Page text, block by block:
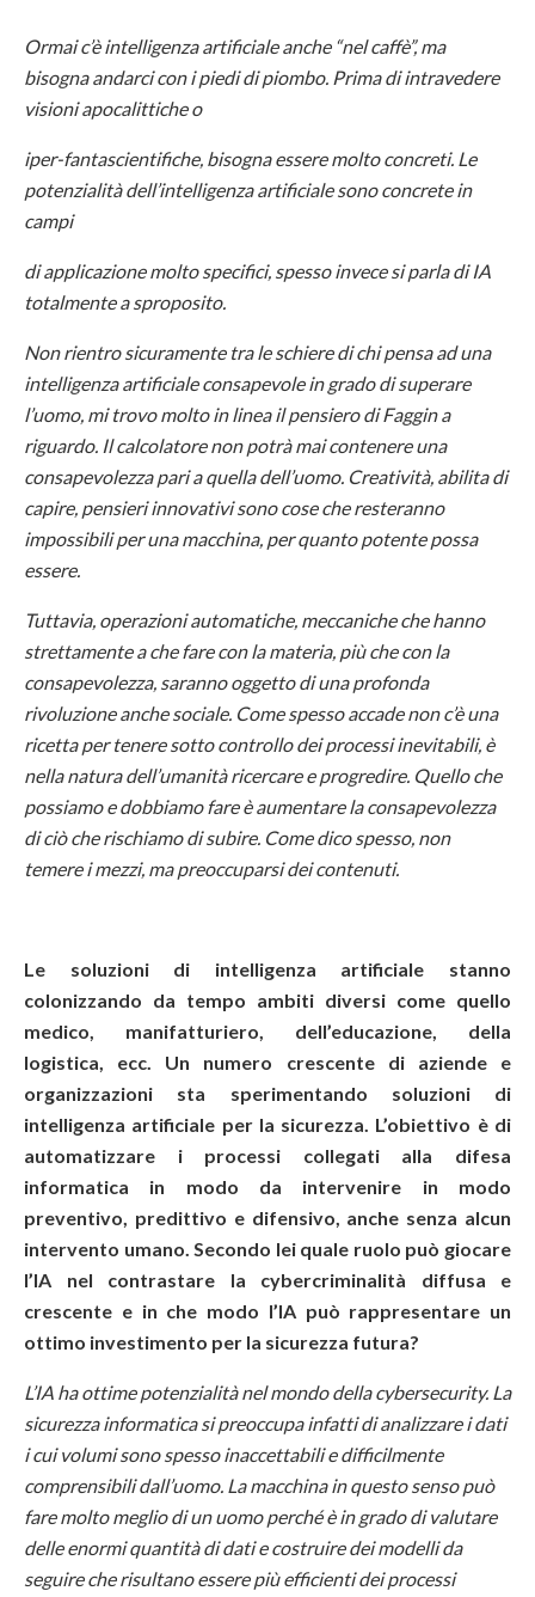
Ormai c’è intelligenza artificiale anche “nel caffè”, ma
bisogna andarci con i piedi di piombo. Prima di intravedere
visioni apocalittiche o
iper-fantascientifiche, bisogna essere molto concreti. Le
potenzialità dell’intelligenza artificiale sono concrete in
campi
di applicazione molto specifici, spesso invece si parla di IA
totalmente a sproposito.
Non rientro sicuramente tra le schiere di chi pensa ad una
intelligenza artificiale consapevole in grado di superare
l’uomo, mi trovo molto in linea il pensiero di Faggin a
riguardo. Il calcolatore non potrà mai contenere una
consapevolezza pari a quella dell’uomo. Creatività, abilita di
capire, pensieri innovativi sono cose che resteranno
impossibili per una macchina, per quanto potente possa
essere.
Tuttavia, operazioni automatiche, meccaniche che hanno
strettamente a che fare con la materia, più che con la
consapevolezza, saranno oggetto di una profonda
rivoluzione anche sociale. Come spesso accade non c’è una
ricetta per tenere sotto controllo dei processi inevitabili, è
nella natura dell’umanità ricercare e progredire. Quello che
possiamo e dobbiamo fare è aumentare la consapevolezza
di ciò che rischiamo di subire. Come dico spesso, non
temere i mezzi, ma preoccuparsi dei contenuti.
Le soluzioni di intelligenza artificiale stanno
colonizzando da tempo ambiti diversi come quello
medico, manifatturiero, dell’educazione, della
logistica, ecc. Un numero crescente di aziende e
organizzazioni sta sperimentando soluzioni di
intelligenza artificiale per la sicurezza. L’obiettivo è di
automatizzare i processi collegati alla difesa
informatica in modo da intervenire in modo
preventivo, predittivo e difensivo, anche senza alcun
intervento umano. Secondo lei quale ruolo può giocare
l’IA nel contrastare la cybercriminalità diffusa e
crescente e in che modo l’IA può rappresentare un
ottimo investimento per la sicurezza futura?
L’IA ha ottime potenzialità nel mondo della cybersecurity. La
sicurezza informatica si preoccupa infatti di analizzare i dati
i cui volumi sono spesso inaccettabili e difficilmente
comprensibili dall’uomo. La macchina in questo senso può
fare molto meglio di un uomo perché è in grado di valutare
delle enormi quantità di dati e costruire dei modelli da
seguire che risultano essere più efficienti dei processi